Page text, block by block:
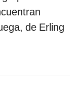
de Erling